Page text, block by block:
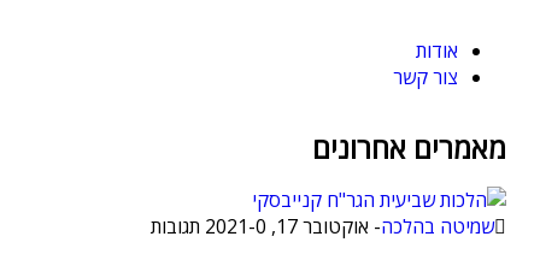
אודות
צור קשר
מאמרים אחרונים
שמיטה בהלכה- אוקטובר 17, 2021 -0 תגובות